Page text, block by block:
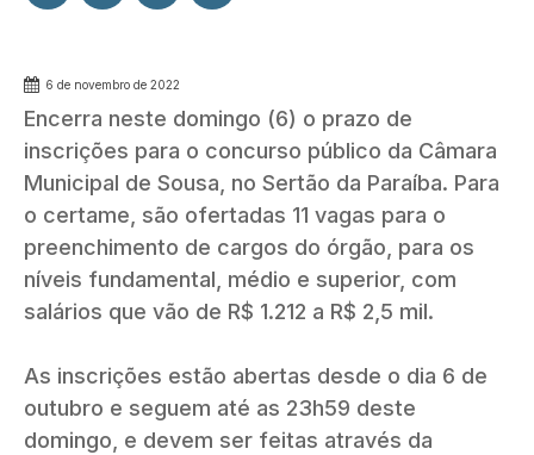
6 de novembro de 2022
Encerra neste domingo (6) o prazo de
inscrições para o concurso público da Câmara
Municipal de Sousa, no Sertão da Paraíba. Para
o certame, são ofertadas 11 vagas para o
preenchimento de cargos do órgão, para os
níveis fundamental, médio e superior, com
salários que vão de R$ 1.212 a R$ 2,5 mil.
As inscrições estão abertas desde o dia 6 de
outubro e seguem até as 23h59 deste
domingo, e devem ser feitas através da